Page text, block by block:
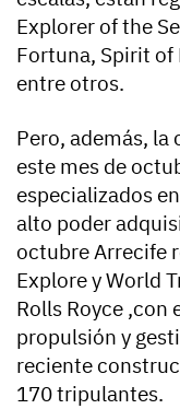
Explorer of the
Fortuna, Spirit of
entre otros.
Pero, además, la
este mes de
especializados
alto poder
octubre Arrecife
Explore y World
Rolls Royce
propulsión y
reciente
170 tripulantes.